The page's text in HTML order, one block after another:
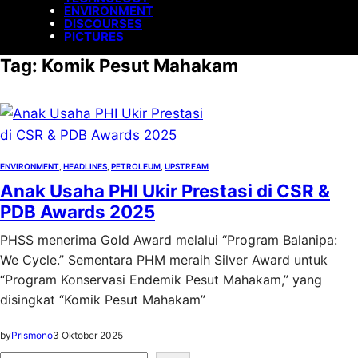
ENVIRONMENT
DISCOURSES
PICTURES
Tag: Komik Pesut Mahakam
ENVIRONMENT HEADLINES PETROLEUM UPSTREAM
Anak Usaha PHI Ukir Prestasi di CSR &
PDB Awards 2025
PHSS menerima Gold Award melalui “Program Balanipa:
We Cycle.” Sementara PHM meraih Silver Award untuk
“Program Konservasi Endemik Pesut Mahakam,” yang
disingkat “Komik Pesut Mahakam”
byPrismono3 Oktober 2025